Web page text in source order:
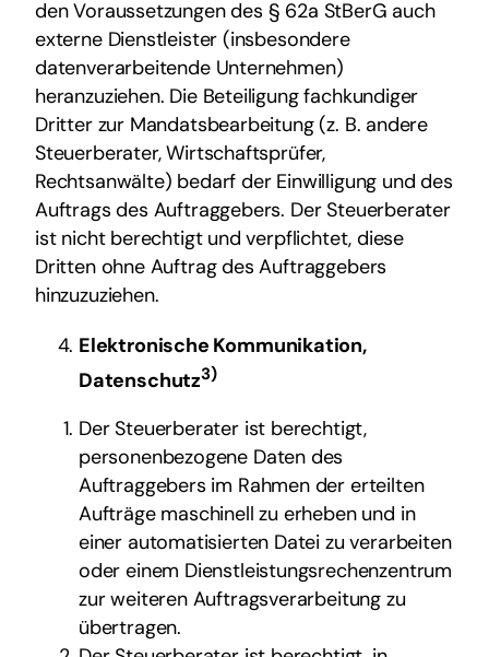
den Voraussetzungen des § 62a StBerG auch
externe Dienstleister (insbesondere
datenverarbeitende Unternehmen)
heranzuziehen. Die Beteiligung fachkundiger
Dritter zur Mandatsbearbeitung (z. B. andere
Steuerberater, Wirtschaftsprüfer,
Rechtsanwälte) bedarf der Einwilligung und des
Auftrags des Auftraggebers. Der Steuerberater
ist nicht berechtigt und verpflichtet, diese
Dritten ohne Auftrag des Auftraggebers
hinzuzuziehen.
Elektronische Kommunikation,
Datenschutz3)
Der Steuerberater ist berechtigt,
personenbezogene Daten des
Auftraggebers im Rahmen der erteilten
Aufträge maschinell zu erheben und in
einer automatisierten Datei zu verarbeiten
oder einem Dienstleistungsrechenzentrum
zur weiteren Auftragsverarbeitung zu
übertragen.